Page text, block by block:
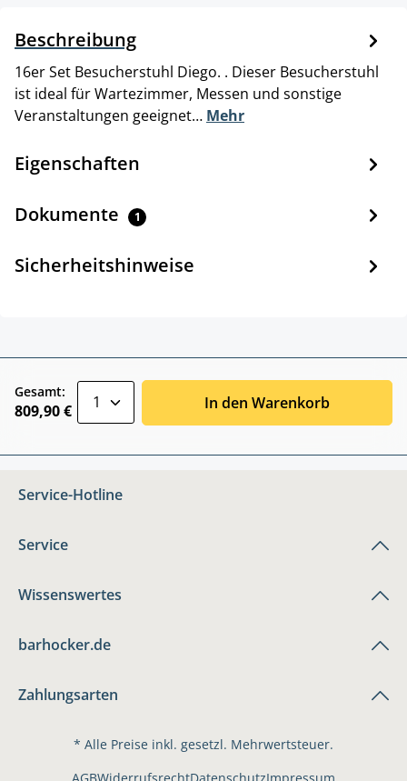
Beschreibung
16er Set Besucherstuhl Diego. . Dieser Besucherstuhl
ist ideal für Wartezimmer, Messen und sonstige
Veranstaltungen geeignet… Mehr
Eigenschaften
Dokumente 1
Sicherheitshinweise
Gesamt:
809,90 € In den Warenkorb
Service-Hotline
Service
Wissenswertes
barhocker.de
Zahlungsarten
* Alle Preise inkl. gesetzl. Mehrwertsteuer.